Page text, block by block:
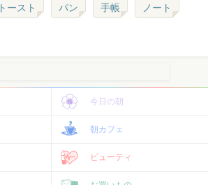
トースト パン 手帳 ノート
今日の朝
朝カフェ
ビューティ